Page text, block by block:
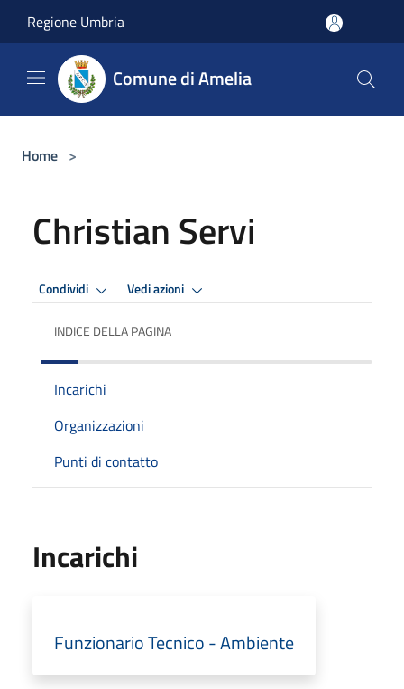
Regione Umbria
Comune di Amelia
Home >
Christian Servi
Condividi Vedi azioni
INDICE DELLA PAGINA
Incarichi
Organizzazioni
Punti di contatto
Incarichi
Funzionario Tecnico - Ambiente